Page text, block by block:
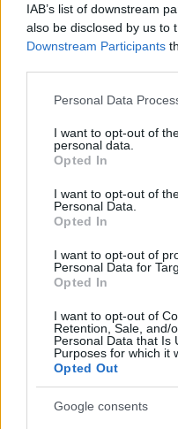
IAB’s list of downstream
also be disclosed by us to
Downstream Participants
Please note that this
not limited to your visit or
grant or deny consent to
use your data for below
consent section.
Personal Data
I want to opt-out of
personal data.
Opted In
I want to opt-out of
Personal Data.
Opted In
I want to opt-out of
Personal Data for
Opted In
I want to opt-out of
Retention, Sale, and/
Personal Data that Is
Purposes for which it
Opted Out
Google consents
Proff Premium API
Basisinformasjon
status etc.)
Oppdaterte
Regnskapstall (Så
Historiske
Rolleopplysninger